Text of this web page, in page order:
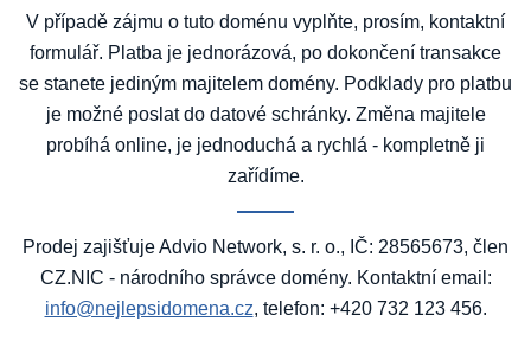
V případě zájmu o tuto doménu vyplňte, prosím, kontaktní
formulář. Platba je jednorázová, po dokončení transakce
se stanete jediným majitelem domény. Podklady pro platbu
je možné poslat do datové schránky. Změna majitele
probíhá online, je jednoduchá a rychlá - kompletně ji
zařídíme.
Prodej zajišťuje Advio Network, s. r. o., IČ: 28565673, člen
CZ.NIC - národního správce domény. Kontaktní email:
info@nejlepsidomena.cz, telefon: +420 732 123 456.